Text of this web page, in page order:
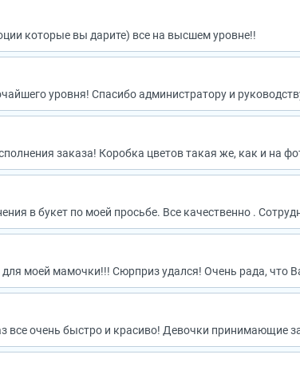
которые вы дарите) все на высшем уровне!!
уровня! Спасибо администратору и
заказа! Коробка цветов такая же, как и на
в букет по моей просьбе. Все качественно .
моей мамочки!!! Сюрприз удался! Очень рада, что
все очень быстро и красиво! Девочки принимающие